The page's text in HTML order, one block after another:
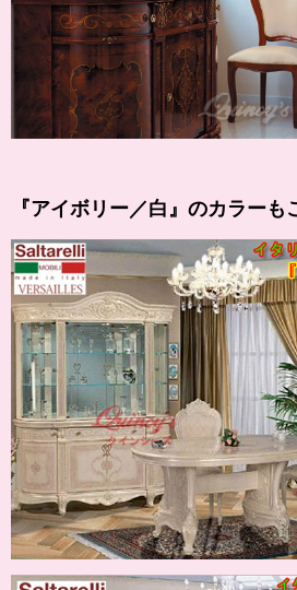
『アイボリー／白』のカラーも